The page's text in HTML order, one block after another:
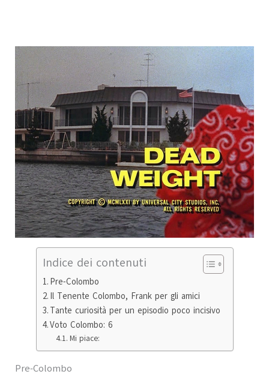
Indice dei contenuti
Pre-Colombo
Il Tenente Colombo, Frank per gli amici
Tante curiosità per un episodio poco incisivo
Voto Colombo: 6
Mi piace:
Pre-Colombo